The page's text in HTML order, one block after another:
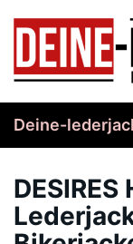
content
Deine-